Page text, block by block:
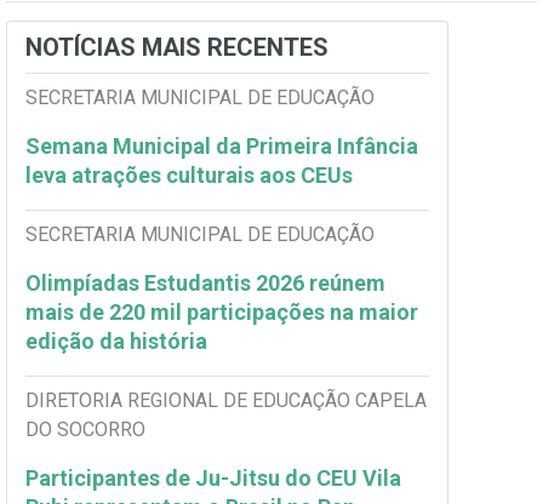
NOTÍCIAS MAIS RECENTES
SECRETARIA MUNICIPAL DE EDUCAÇÃO
Semana Municipal da Primeira Infância
leva atrações culturais aos CEUs
SECRETARIA MUNICIPAL DE EDUCAÇÃO
Olimpíadas Estudantis 2026 reúnem
mais de 220 mil participações na maior
edição da história
DIRETORIA REGIONAL DE EDUCAÇÃO CAPELA
DO SOCORRO
Participantes de Ju-Jitsu do CEU Vila